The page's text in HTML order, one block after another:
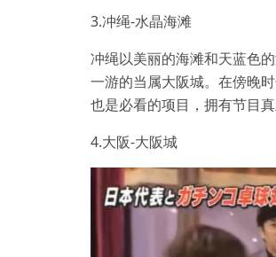
3.冲绳-水晶海滩
冲绳以美丽的海滩和天蓝色
一游的当属大阪城。在傍晚
也是必看的项目，拥有节目
4.大阪-大阪城